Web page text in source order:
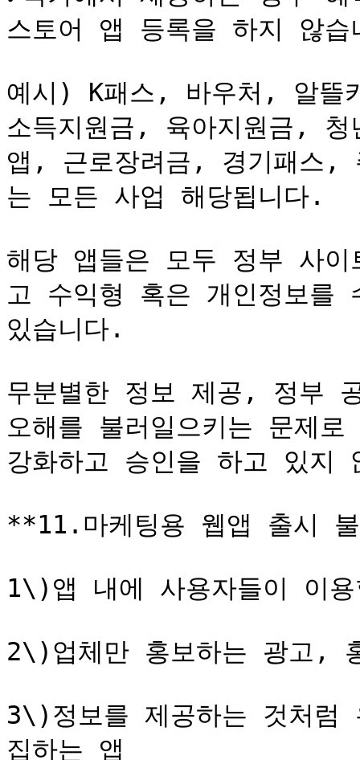
스토어 앱 등록을 하지 않습
예시) K패스, 바우처, 알뜰
소득지원금, 육아지원금,
앱, 근로장려금, 경기패스,
는 모든 사업 해당됩니다.
해당 앱들은 모두 정부 사
고 수익형 혹은 개인정보를
있습니다.
무분별한 정보 제공, 정부
오해를 불러일으키는 문제
강화하고 승인을 하고 있지
**11.마케팅용 웹앱 출시
1\)앱 내에 사용자들이 이
2\)업체만 홍보하는 광고,
3\)정보를 제공하는 것처럼
집하는 앱